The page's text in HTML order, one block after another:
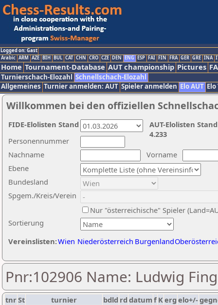
Logged on: Gast
Arabic ARM AZE BIH BUL CAT CHN CRO CZE DEN ENG ESP FAI FIN FRA GER GRE INA
Home Tournament-Database AUT championship Pictures
Turnierschach-Elozahl Schnellschach-Elozahl
Allgemeines Turnier anmelden: AUT Spieler anmelden Elo AUT
Willkommen bei den offiziellen
Nachname
Vorname
Ebene
Sortierung
Personennummer
Bundesland
Spgem./Kreis/Verein
Nur "österreichische" Spieler
Vereinslisten:Wien Niederösterreich Burgenland
AUT-Elolisten
4.233
FIDE-Elolisten Stand
Pnr:102906 Name: Ludwig
tnrSt turnier bdld rd datumf Kerg elo+/-